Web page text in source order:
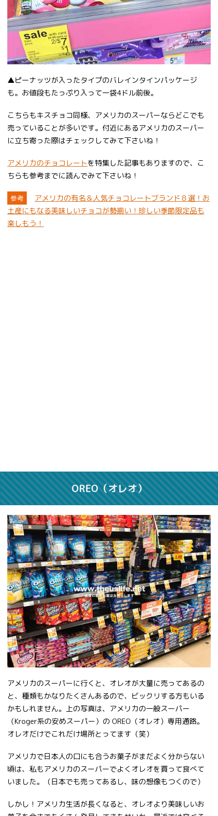
▲ピーナッツが入ったタイプのバレインタインパッケージ
も。お値段もたっぷり入って一袋4ドル前後。
こちらもキスチョコ同様、アメリカのスーパーならどこでも
売っていることが多いです。付近にあるアメリカのスーパー
に立ち寄った際はチェックしてみて下さいね！
アメリカのチョコレートを特集した記事もありますので、こ
ちらも参考までに読んでみて下さいね！
参考
アメリカの有名＆人気チョコレートブランド８選！お
土産にもなる美味しいチョコが勢揃い！珍しい季節限定品も
楽しもう！
OREO（オレオ）
アメリカのスーパーに行くと、オレオが大量に売ってあるの
と、種類もかなりたくさんあるので、ビックリする方もいる
かもしれません。上の写真は、アメリカの一般スーパー
（Kroger系の安めスーパー）の OREO（オレオ）専用通路。
オレオだけでこれだけ場所とってます（笑）
アメリカで日本人の口にも合うお菓子がまだよく分からない
頃は、私もアメリカのスーパーでよくオレオを買って食べて
いました。（日本でも売ってあるし、味の想像もつくので）
しかし！アメリカ生活が長くなると、オレオより美味しいお